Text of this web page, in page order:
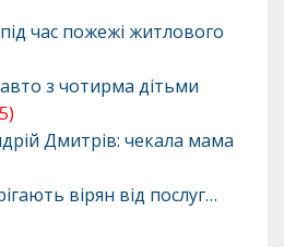
час пожежі житлового
з чотирма дітьми
Дмитрів: чекала мама
вірян від послуг…